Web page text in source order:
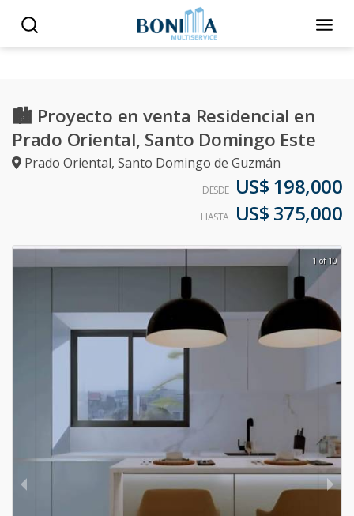
🏙️ Proyecto en venta Residencial en
Prado Oriental, Santo Domingo Este
Prado Oriental, Santo Domingo de Guzmán
DESDE US$ 198,000
HASTA US$ 375,000
1 of 10